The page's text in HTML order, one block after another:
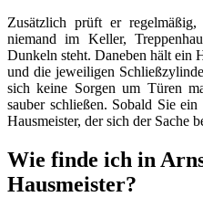
Zusätzlich prüft er
niemand im Keller,
Dunkeln steht. Daneben hält ein
und die jeweiligen
sich keine Sorgen um Türen
sauber schließen. Sobald Sie
Hausmeister, der sich der Sache
Wie finde ich in
Hausmeister?